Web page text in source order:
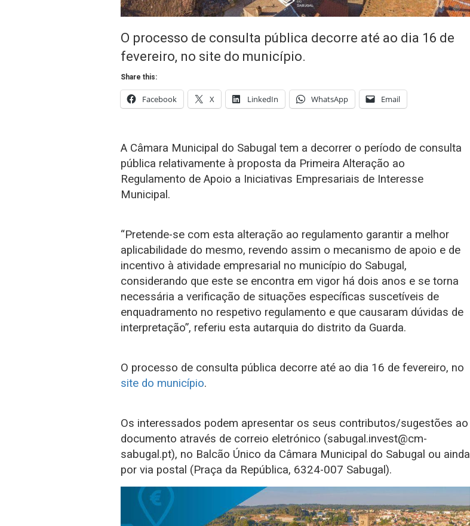
O processo de consulta pública decorre até ao dia 16 de
fevereiro, no site do município.
Share this:
Facebook X LinkedIn WhatsApp Email
A Câmara Municipal do Sabugal tem a decorrer o período de consulta
pública relativamente à proposta da Primeira Alteração ao
Regulamento de Apoio a Iniciativas Empresariais de Interesse
Municipal.
“Pretende-se com esta alteração ao regulamento garantir a melhor
aplicabilidade do mesmo, revendo assim o mecanismo de apoio e de
incentivo à atividade empresarial no município do Sabugal,
considerando que este se encontra em vigor há dois anos e se torna
necessária a verificação de situações específicas suscetíveis de
enquadramento no respetivo regulamento e que causaram dúvidas de
interpretação”, referiu esta autarquia do distrito da Guarda.
O processo de consulta pública decorre até ao dia 16 de fevereiro, no
site do município.
Os interessados podem apresentar os seus contributos/sugestões ao
documento através de correio eletrónico (sabugal.invest@cm-
sabugal.pt), no Balcão Único da Câmara Municipal do Sabugal ou ainda
por via postal (Praça da República, 6324-007 Sabugal).